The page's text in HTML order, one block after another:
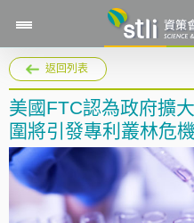
返回列表
美國FTC認為政府擴
圍將引發專利叢林危機